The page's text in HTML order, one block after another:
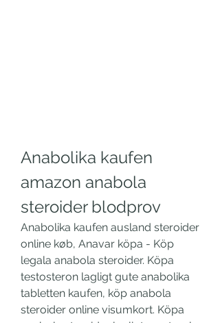
Anabolika kaufen
amazon anabola
steroider blodprov
Anabolika kaufen ausland steroider
online køb, Anavar köpa - Köp
legala anabola steroider. Köpa
testosteron lagligt gute anabolika
tabletten kaufen, köp anabola
steroider online visumkort. Köpa